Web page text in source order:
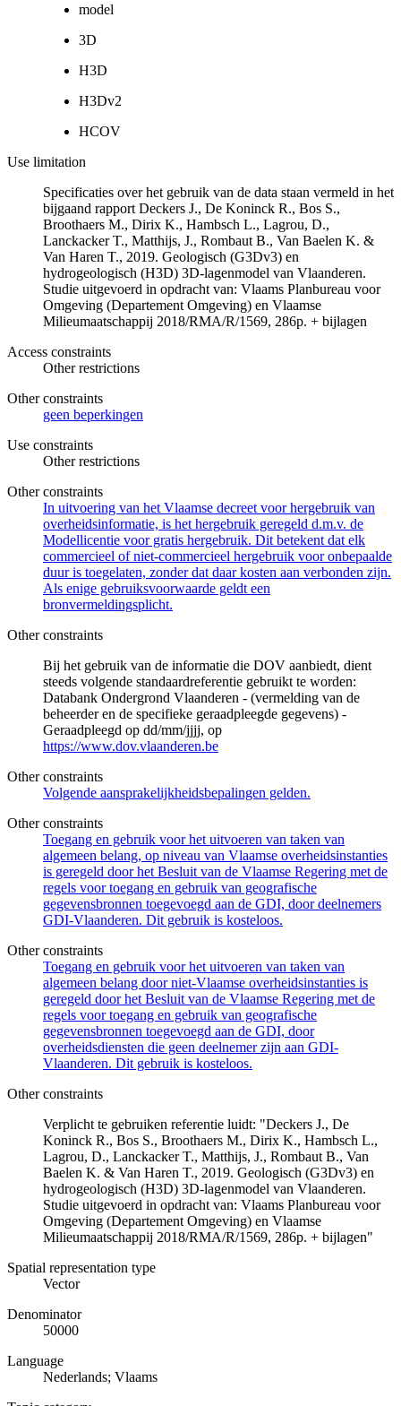
model
3D
H3D
H3Dv2
HCOV
Use limitation
Specificaties over het gebruik van de data staan vermeld in het
bijgaand rapport Deckers J., De Koninck R., Bos S.,
Broothaers M., Dirix K., Hambsch L., Lagrou, D.,
Lanckacker T., Matthijs, J., Rombaut B., Van Baelen K. &
Van Haren T., 2019. Geologisch (G3Dv3) en
hydrogeologisch (H3D) 3D-lagenmodel van Vlaanderen.
Studie uitgevoerd in opdracht van: Vlaams Planbureau voor
Omgeving (Departement Omgeving) en Vlaamse
Milieumaatschappij 2018/RMA/R/1569, 286p. + bijlagen
Access constraints
Other restrictions
Other constraints
geen beperkingen
Use constraints
Other restrictions
Other constraints
In uitvoering van het Vlaamse decreet voor hergebruik van
overheidsinformatie, is het hergebruik geregeld d.m.v. de
Modellicentie voor gratis hergebruik. Dit betekent dat elk
commercieel of niet-commercieel hergebruik voor onbepaalde
duur is toegelaten, zonder dat daar kosten aan verbonden zijn.
Als enige gebruiksvoorwaarde geldt een
bronvermeldingsplicht.
Other constraints
Bij het gebruik van de informatie die DOV aanbiedt, dient
steeds volgende standaardreferentie gebruikt te worden:
Databank Ondergrond Vlaanderen - (vermelding van de
beheerder en de specifieke geraadpleegde gegevens) -
Geraadpleegd op dd/mm/jjjj, op
https://www.dov.vlaanderen.be
Other constraints
Volgende aansprakelijkheidsbepalingen gelden.
Other constraints
Toegang en gebruik voor het uitvoeren van taken van
algemeen belang, op niveau van Vlaamse overheidsinstanties
is geregeld door het Besluit van de Vlaamse Regering met de
regels voor toegang en gebruik van geografische
gegevensbronnen toegevoegd aan de GDI, door deelnemers
GDI-Vlaanderen. Dit gebruik is kosteloos.
Other constraints
Toegang en gebruik voor het uitvoeren van taken van
algemeen belang door niet-Vlaamse overheidsinstanties is
geregeld door het Besluit van de Vlaamse Regering met de
regels voor toegang en gebruik van geografische
gegevensbronnen toegevoegd aan de GDI, door
overheidsdiensten die geen deelnemer zijn aan GDI-
Vlaanderen. Dit gebruik is kosteloos.
Other constraints
Verplicht te gebruiken referentie luidt: "Deckers J., De
Koninck R., Bos S., Broothaers M., Dirix K., Hambsch L.,
Lagrou, D., Lanckacker T., Matthijs, J., Rombaut B., Van
Baelen K. & Van Haren T., 2019. Geologisch (G3Dv3) en
hydrogeologisch (H3D) 3D-lagenmodel van Vlaanderen.
Studie uitgevoerd in opdracht van: Vlaams Planbureau voor
Omgeving (Departement Omgeving) en Vlaamse
Milieumaatschappij 2018/RMA/R/1569, 286p. + bijlagen"
Spatial representation type
Vector
Denominator
50000
Language
Nederlands; Vlaams